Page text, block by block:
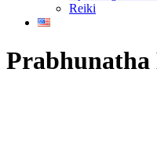
Reiki
Prabhunatha